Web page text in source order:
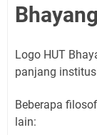
Logo HUT
panjang
Beberapa
lain: